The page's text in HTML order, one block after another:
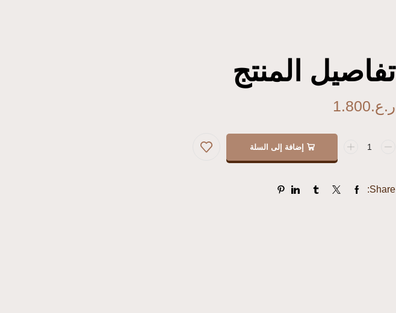
تفاصيل المنتج
ر.ع.1.800
إضافة إلى السلة
Share: